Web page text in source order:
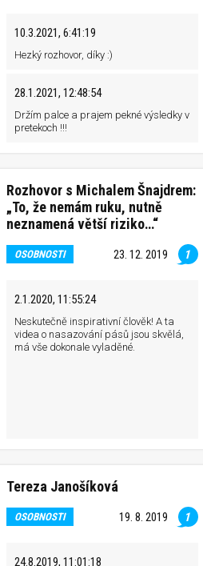
10.3.2021, 6:41:19
Hezký rozhovor, díky :)
28.1.2021, 12:48:54
Držím palce a prajem pekné výsledky v
pretekoch !!!
Rozhovor s Michalem Šnajdrem:
„To, že nemám ruku, nutně
neznamená větší riziko…“
OSOBNOSTI 23. 12. 2019 1
2.1.2020, 11:55:24
Neskutečně inspirativní člověk! A ta
videa o nasazování pásů jsou skvělá,
má vše dokonale vyladěné.
Tereza Janošíková
OSOBNOSTI 19. 8. 2019 1
24.8.2019, 11:01:18